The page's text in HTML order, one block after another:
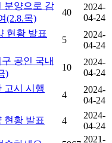
분양으로 감
(2.8.목)
40
2024-
04-24
현황 발표
5
2024-
04-24
공인 국내
)
10
2024-
04-24
고시 시행
4
2024-
04-24
현황 발표 4
2024-
04-24
2021-